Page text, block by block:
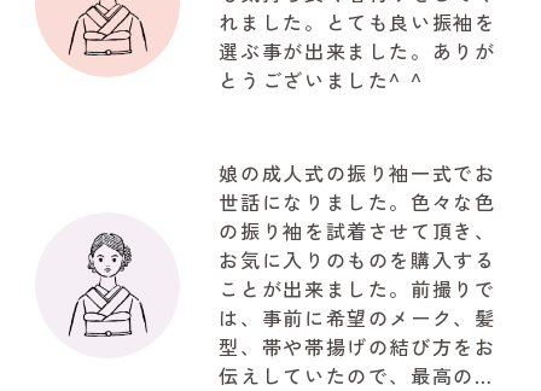
れました。とても良い振袖を
選ぶ事が出来ました。ありが
とうございました^ ^
娘の成人式の振り袖一式でお
世話になりました。色々な色
の振り袖を試着させて頂き、
お気に入りのものを購入する
ことが出来ました。前撮りで
は、事前に希望のメーク、髪
型、帯や帯揚げの結び方をお
伝えしていたので、最高の仕